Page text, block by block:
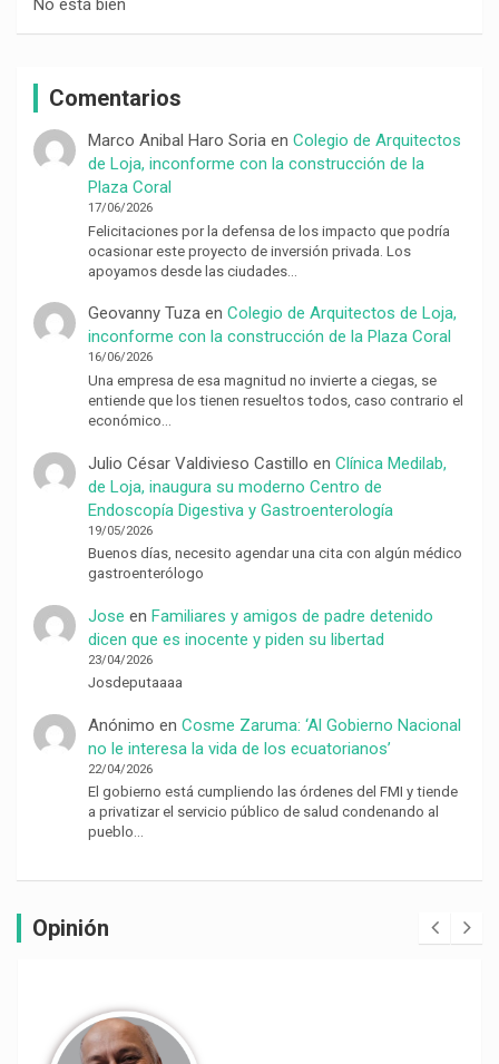
No está bien
Comentarios
Marco Anibal Haro Soriaen Colegio de Arquitectos
de Loja, inconforme con la construcción de la
Plaza Coral
17/06/2026
Felicitaciones por la defensa de los impacto que podría
ocasionar este proyecto de inversión privada. Los
apoyamos desde las ciudades…
Geovanny Tuzaen Colegio de Arquitectos de Loja,
inconforme con la construcción de la Plaza Coral
16/06/2026
Una empresa de esa magnitud no invierte a ciegas, se
entiende que los tienen resueltos todos, caso contrario el
económico…
Julio César Valdivieso Castillo en Clínica Medilab,
de Loja, inaugura su moderno Centro de
Endoscopía Digestiva y Gastroenterología
19/05/2026
Buenos días, necesito agendar una cita con algún médico
gastroenterólogo
Jose en Familiares y amigos de padre detenido
dicen que es inocente y piden su libertad
23/04/2026
Josdeputaaaa
Anónimo en Cosme Zaruma: ‘Al Gobierno Nacional
no le interesa la vida de los ecuatorianos’
22/04/2026
El gobierno está cumpliendo las órdenes del FMI y tiende
a privatizar el servicio público de salud condenando al
pueblo…
Opinión